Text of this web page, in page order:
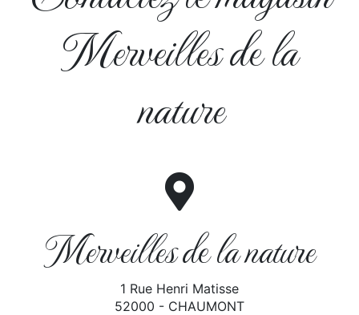
Merveilles de la
nature
Merveilles de la nature
1 Rue Henri Matisse
52000 - CHAUMONT